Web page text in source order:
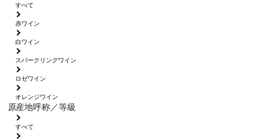
すべて
赤ワイン
白ワイン
スパークリングワイン
ロゼワイン
オレンジワイン
原産地呼称／等級
すべて